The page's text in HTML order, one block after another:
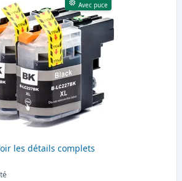
Avec puce
les détails complets